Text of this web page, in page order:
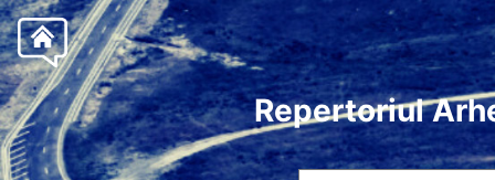
Repertoriul